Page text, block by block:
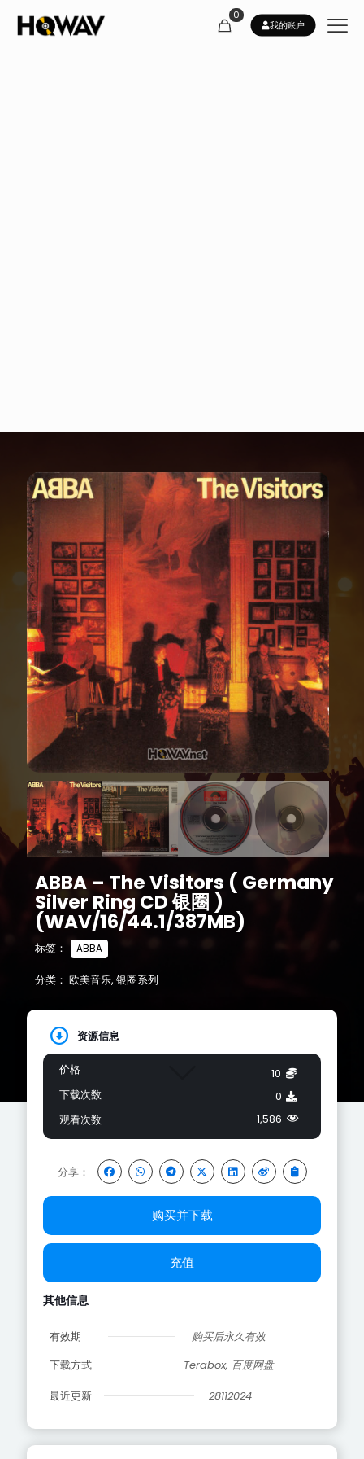
0
我的账户
ABBA – The Visitors ( Germany
Silver Ring CD 银圈 )
(WAV/16/44.1/387MB)
标签： ABBA
分类： 欧美音乐, 银圈系列
资源信息
价格
下载次数
观看次数
10
0
1,586
分享：
购买并下载
充值
其他信息
有效期
购买后永久有效
下载方式
Terabox, 百度网盘
最近更新
28112024